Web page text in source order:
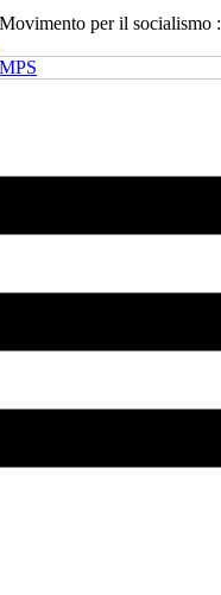
per il socialismo :